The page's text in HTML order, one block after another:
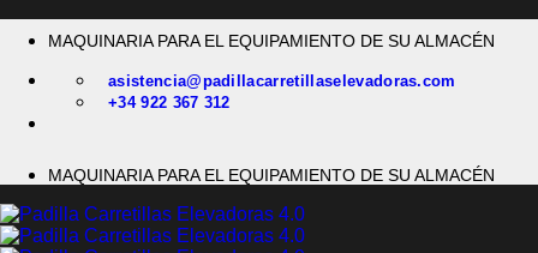
MAQUINARIA PARA EL EQUIPAMIENTO DE SU ALMACÉN
asistencia@padillacarretillaselevadoras.com
+34 922 367 312
MAQUINARIA PARA EL EQUIPAMIENTO DE SU ALMACÉN